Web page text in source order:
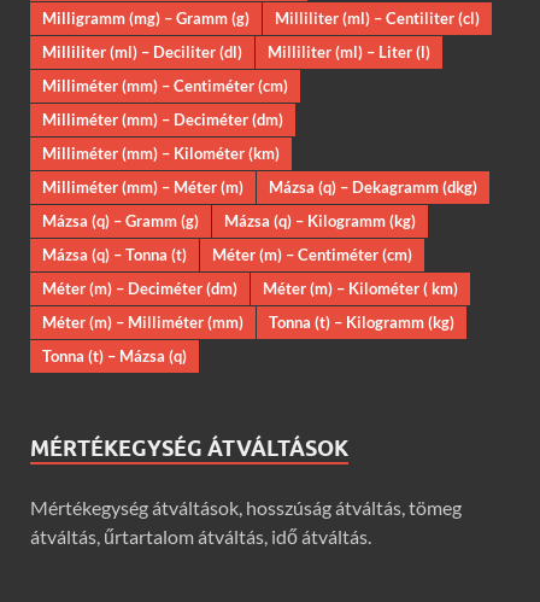
Milligramm (mg) – Gramm (g)
Milliliter (ml) – Centiliter (cl)
Milliliter (ml) – Deciliter (dl)
Milliliter (ml) – Liter (l)
Milliméter (mm) – Centiméter (cm)
Milliméter (mm) – Deciméter (dm)
Milliméter (mm) – Kilométer (km)
Milliméter (mm) – Méter (m)
Mázsa (q) – Dekagramm (dkg)
Mázsa (q) – Gramm (g)
Mázsa (q) – Kilogramm (kg)
Mázsa (q) – Tonna (t)
Méter (m) – Centiméter (cm)
Méter (m) – Deciméter (dm)
Méter (m) – Kilométer ( km)
Méter (m) – Milliméter (mm)
Tonna (t) – Kilogramm (kg)
Tonna (t) – Mázsa (q)
MÉRTÉKEGYSÉG ÁTVÁLTÁSOK
Mértékegység átváltások, hosszúság átváltás, tömeg
átváltás, űrtartalom átváltás, idő átváltás.